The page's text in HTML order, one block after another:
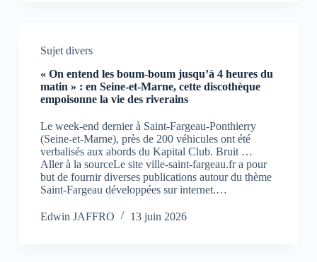
Sujet divers
« On entend les boum-boum jusqu’à 4 heures du
matin » : en Seine-et-Marne, cette discothèque
empoisonne la vie des riverains
Le week-end dernier à Saint-Fargeau-Ponthierry
(Seine-et-Marne), près de 200 véhicules ont été
verbalisés aux abords du Kapital Club. Bruit …
Aller à la sourceLe site ville-saint-fargeau.fr a pour
but de fournir diverses publications autour du thème
Saint-Fargeau développées sur internet.…
Edwin JAFFRO 13 juin 2026